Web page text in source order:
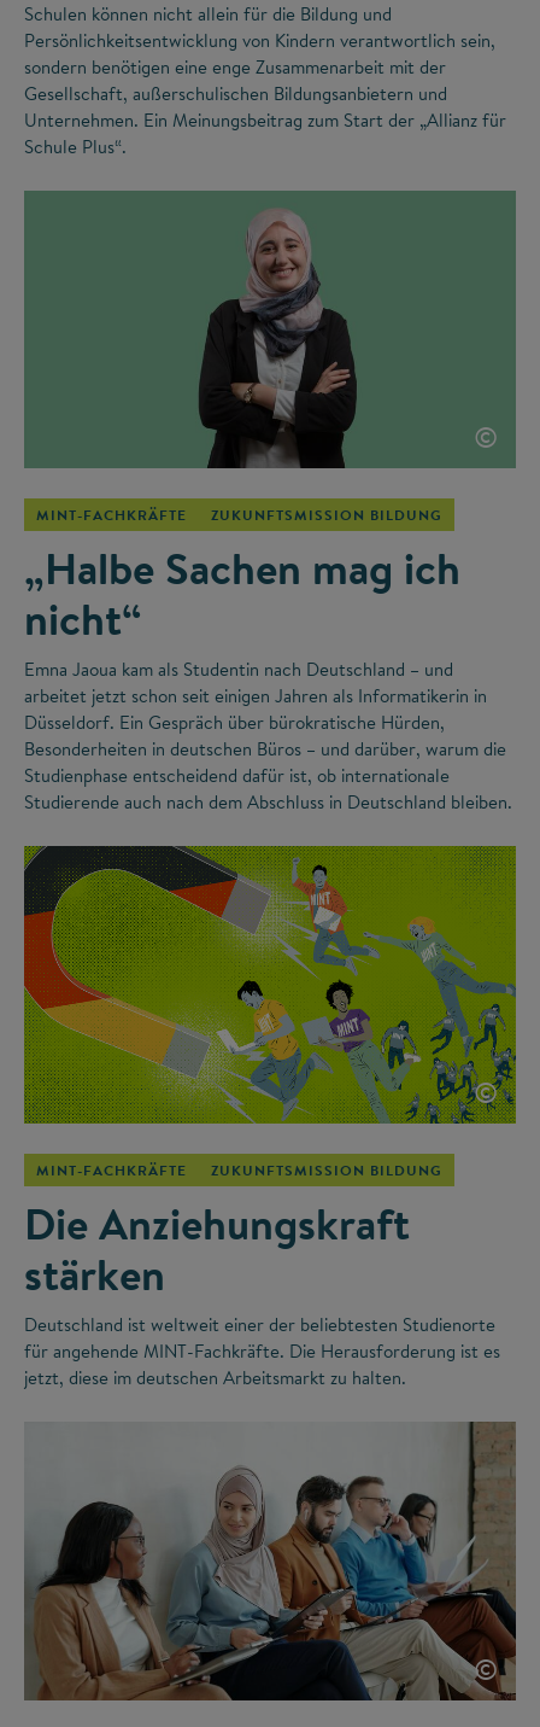
Schulen können nicht allein für die Bildung und
Persönlichkeitsentwicklung von Kindern verantwortlich sein,
sondern benötigen eine enge Zusammenarbeit mit der
Gesellschaft, außerschulischen Bildungsanbietern und
Unternehmen. Ein Meinungsbeitrag zum Start der „Allianz für
Schule Plus“.
©
MINT-FACHKRÄFTE ZUKUNFTSMISSION BILDUNG
„Halbe Sachen mag ich
nicht“
Emna Jaoua kam als Studentin nach Deutschland – und
arbeitet jetzt schon seit einigen Jahren als Informatikerin in
Düsseldorf. Ein Gespräch über bürokratische Hürden,
Besonderheiten in deutschen Büros – und darüber, warum die
Studienphase entscheidend dafür ist, ob internationale
Studierende auch nach dem Abschluss in Deutschland bleiben.
©
MINT-FACHKRÄFTE ZUKUNFTSMISSION BILDUNG
Die Anziehungskraft
stärken
Deutschland ist weltweit einer der beliebtesten Studienorte
für angehende MINT-Fachkräfte. Die Herausforderung ist es
jetzt, diese im deutschen Arbeitsmarkt zu halten.
©